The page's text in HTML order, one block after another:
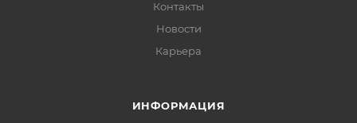
Контакты
Новости
Карьера
ИНФОРМАЦИЯ